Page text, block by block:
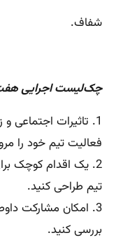
شفاف.
چک‌لیست اجرایی
1. تاثیرات
فعالیت تیم خود را
2. یک اقدام کوچک
تیم طراحی کنید.
3. امکان مشارکت
بررسی کنید.